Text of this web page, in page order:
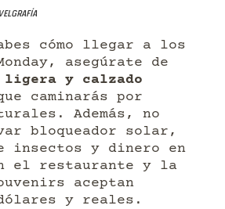
cómo llegar a los
asegúrate de
y calzado
caminarás por
Además, no
bloqueador solar,
insectos y dinero en
el restaurante y la
aceptan
y reales.